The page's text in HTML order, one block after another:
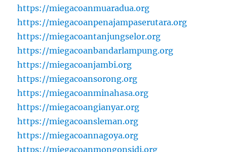
https://miegacoanmuaradua.org
https://miegacoanpenajampaserutara.org
https://miegacoantanjungselor.org
https://miegacoanbandarlampung.org
https://miegacoanjambi.org
https://miegacoansorong.org
https://miegacoanminahasa.org
https://miegacoangianyar.org
https://miegacoansleman.org
https://miegacoannagoya.org
https://miegacoanmongonsidi.org